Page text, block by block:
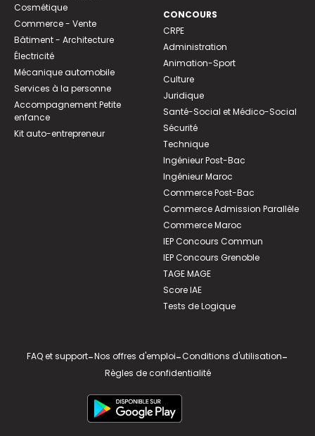
Cosmétique
Commerce - Vente
Bâtiment - Architecture
Électricité
Mécanique automobile
Services à la personne
Accompagnement Petite
enfance
Kit auto-entrepreneur
CONCOURS
CRPE
Administration
Animation-Sport
Culture
Juridique
Santé-Social et Médico-Social
Sécurité
Technique
Ingénieur Post-Bac
Ingénieur Maroc
Commerce Post-Bac
Commerce Admission Parallèle
Commerce Maroc
IEP Concours Commun
IEP Concours Grenoble
TAGE MAGE
Score IAE
Tests de Logique
FAQ et support-Nos offres d'emploi-Conditions d'utilisation-
Règles de confidentialité